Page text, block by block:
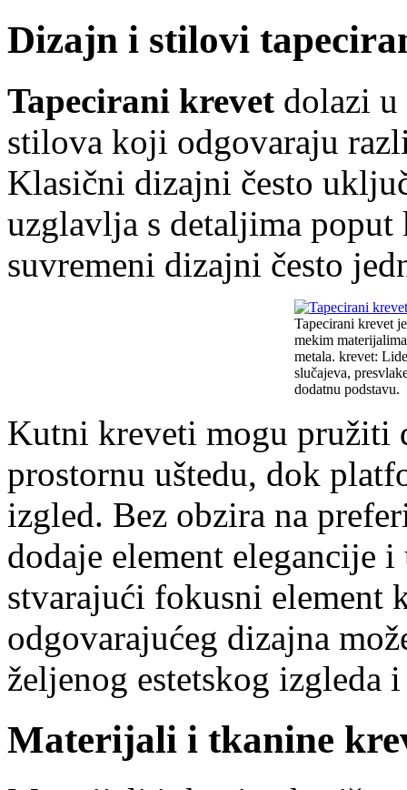
Dizajn i stilovi
Tapecirani krevet dolazi
stilova koji odgovaraju
Klasični dizajni često
uzglavlja s detaljima
suvremeni dizajni često
Tapecirani krevet
mekim
metala. krevet:
slučajeva,
dodatnu podstavu.
Kutni kreveti mogu pružiti
prostornu uštedu, dok
izgled. Bez obzira na
dodaje element elegancije
stvarajući fokusni
odgovarajućeg dizajna
željenog estetskog izgleda
Materijali i tkanine